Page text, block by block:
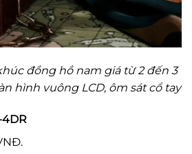
đồng hồ nam giá từ 2 đến 3
hình vuông LCD, ôm sát cổ tay
4DR